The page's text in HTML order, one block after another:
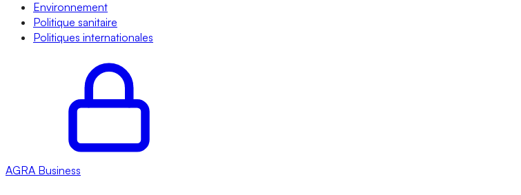
Environnement
Politique sanitaire
Politiques internationales
AGRA Business